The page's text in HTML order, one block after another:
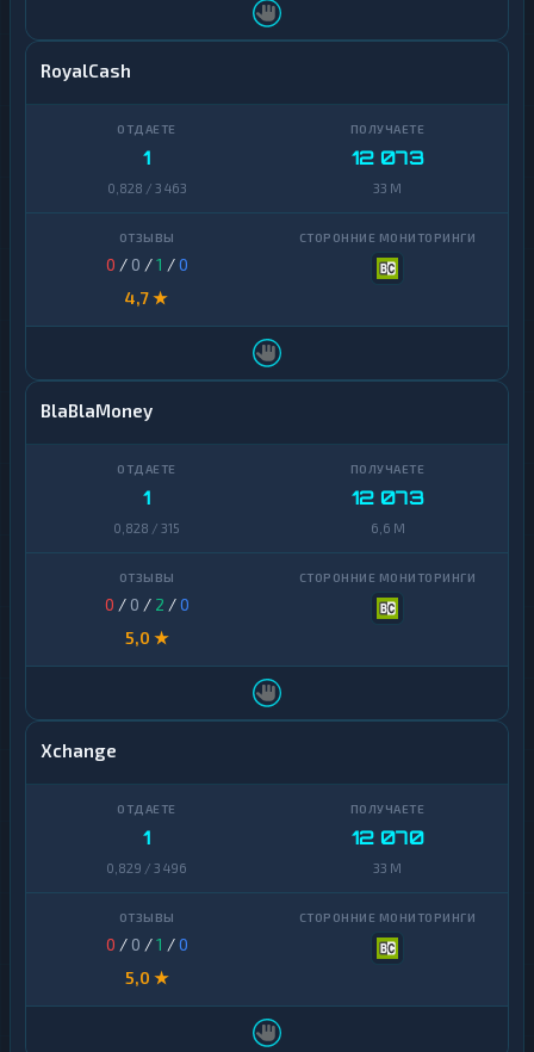
RoyalCash
1
0,828 / 3 463
12 073
33 M
0 / 0 /1 /0
4,7 ★
BlaBlaMoney
1
0,828 / 315
12 073
6,6 M
0 / 0 / 2 /0
5,0 ★
Xchange
1
0,829 / 3 496
12 070
33 M
0 / 0 /1 /0
5,0 ★